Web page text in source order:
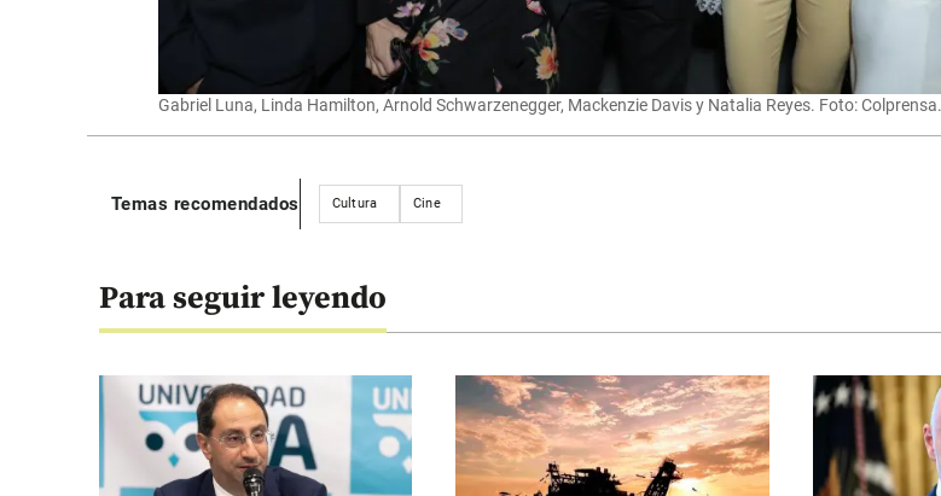
Gabriel Luna, Linda Hamilton, Arnold Schwarzenegger, Mackenzie Davis y Natalia Reyes. Foto: Colprensa.
Temas recomendados Cultura Cine
Para seguir leyendo